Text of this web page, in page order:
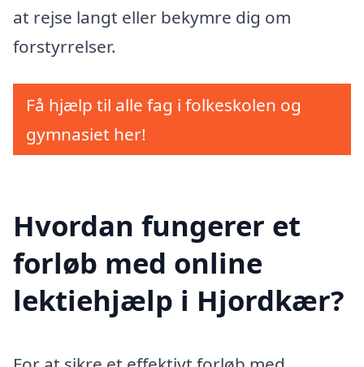
at rejse langt eller bekymre dig om
forstyrrelser.
Få hjælp til alle fag i folkeskolen og
gymnasiet her!
Hvordan fungerer et
forløb med online
lektiehjælp i Hjordkær?